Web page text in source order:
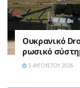
Ουκρανικό
ρωσικό
5 ΑΥΓΟΎΣΤΟΥ 2026